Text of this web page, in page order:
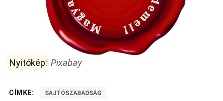
Nyitókép: Pixabay
CÍMKE: SAJTÓSZABADSÁG